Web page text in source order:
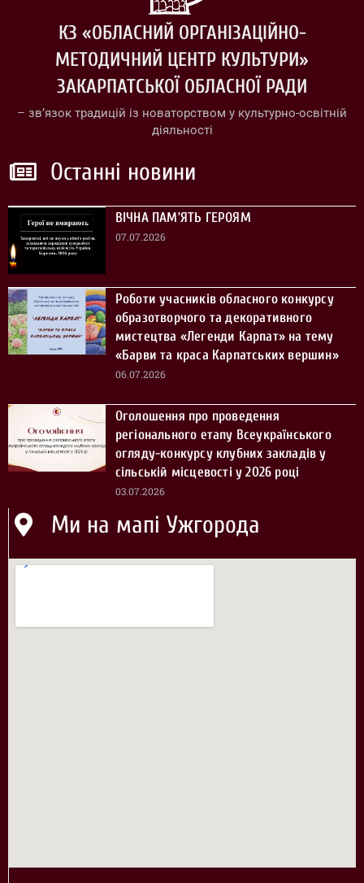
КЗ «ОБЛАСНИЙ ОРГАНІЗАЦІЙНО-
МЕТОДИЧНИЙ ЦЕНТР КУЛЬТУРИ»
ЗАКАРПАТСЬКОЇ ОБЛАСНОЇ РАДИ
– зв’язок традицій із новаторством у культурно-освітній
діяльності
Останні новини
ВІЧНА ПАМ’ЯТЬ ГЕРОЯМ
07.07.2026
Роботи учасників обласного конкурсу
образотворчого та декоративного
мистецтва «Легенди Карпат» на тему
«Барви та краса Карпатських вершин»
06.07.2026
Оголошення про проведення
регіонального етапу Всеукраїнського
огляду-конкурсу клубних закладів у
сільській місцевості у 2026 році
03.07.2026
Ми на мапі Ужгорода